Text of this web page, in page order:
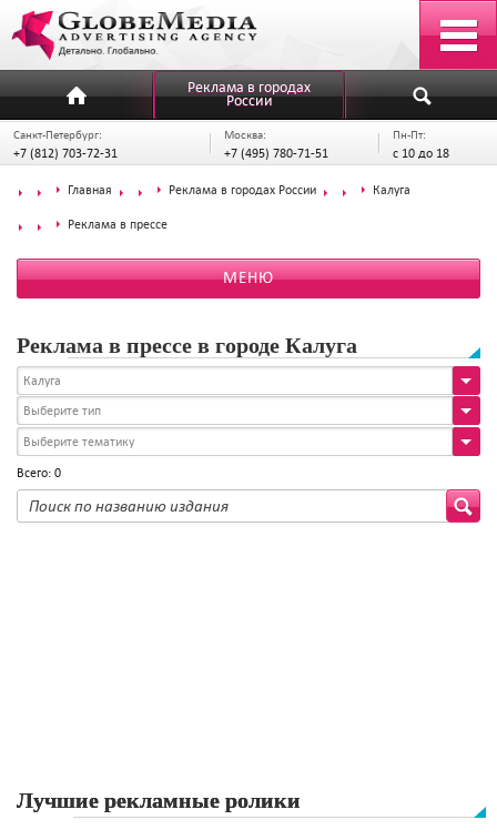
Реклама в городах
России
Санкт-Петербург:
+7 (812) 703-72-31
Москва:
+7 (495) 780-71-51
Пн-Пт:
с 10 до 18
Главная Реклама в городах России Калуга
Реклама в прессе
МЕНЮ
Реклама в прессе в городе Калуга
Калуга
Выберите тип
Выберите тематику
Всего: 0
Лучшие рекламные ролики